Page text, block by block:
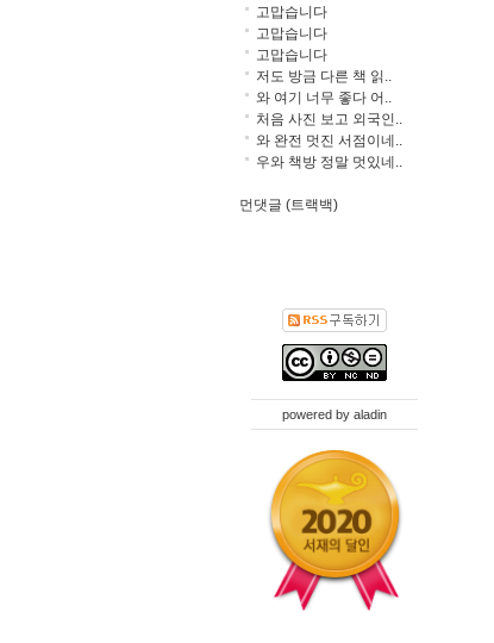
고맙습니다
고맙습니다
고맙습니다
저도 방금 다른 책 읽..
와 여기 너무 좋다 어..
처음 사진 보고 외국인..
와 완전 멋진 서점이네..
우와 책방 정말 멋있네..
먼댓글 (트랙백)
powered by aladin